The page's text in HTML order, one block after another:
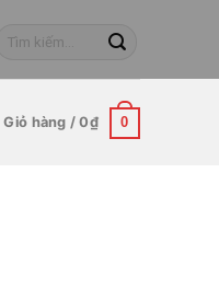
Tìm
Giỏ hàng /0₫ 0